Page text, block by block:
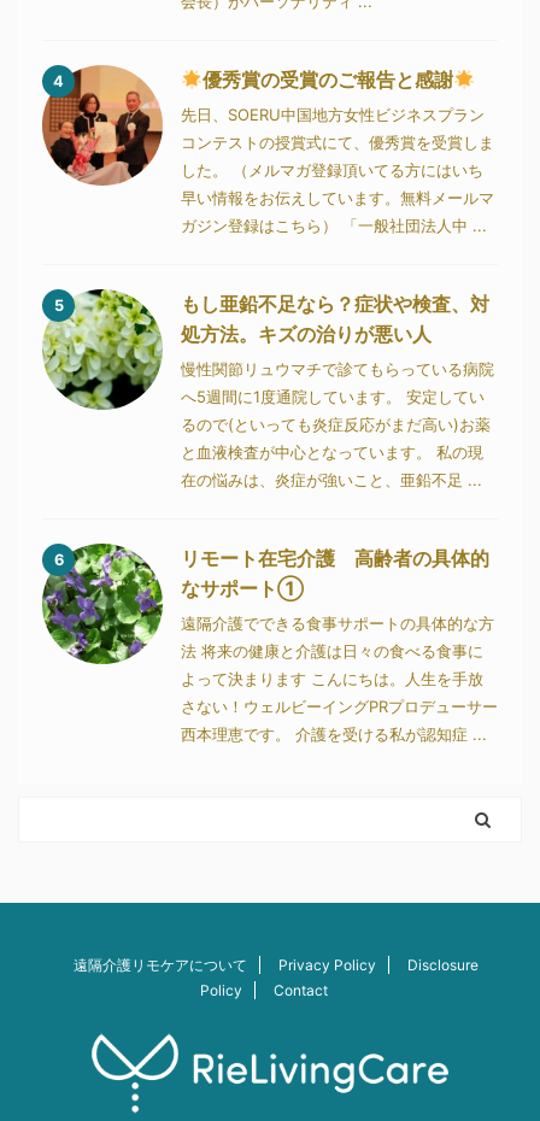
4 優秀賞の受賞のご報告と感謝
先日、SOERU中国地方女性ビジネスプラン
コンテストの授賞式にて、優秀賞を受賞しま
した。 （メルマガ登録頂いてる方にはいち
早い情報をお伝えしています。無料メールマ
ガジン登録はこちら） 「一般社団法人中 ...
5
もし亜鉛不足なら？症状や検査、対
処方法。キズの治りが悪い人
慢性関節リュウマチで診てもらっている病院
へ5週間に1度通院しています。 安定してい
るので(といっても炎症反応がまだ高い)お薬
と血液検査が中心となっています。 私の現
在の悩みは、炎症が強いこと、亜鉛不足 ...
6
リモート在宅介護 高齢者の具体的
なサポート①
遠隔介護でできる食事サポートの具体的な方
法 将来の健康と介護は日々の食べる食事に
よって決まります こんにちは。人生を手放
さない！ウェルビーイングPRプロデューサー
西本理恵です。 介護を受ける私が認知症 ...
遠隔介護リモケアについて Privacy Policy
Disclosure
Policy
Contact